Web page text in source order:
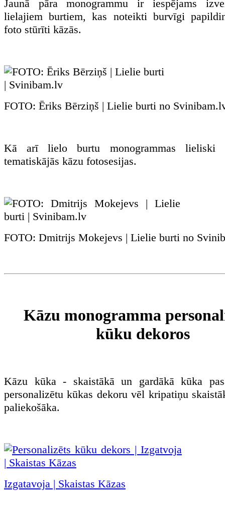
Jaunā pāra monogrammu ir iespējams
lielajiem burtiem, kas noteikti burvīgi
foto stūrīti kāzās.
FOTO: Ēriks Bērziņš | Lielie burti no
Kā arī lielo burtu monogrammas lieliski
tematiskājās kāzu fotosesijas.
FOTO: Dmitrijs Mokejevs | Lielie burti no
Kāzu monogramma
kūku dekoros
Kāzu kūka - skaistākā un gardākā kūka
personalizētu kūkas dekoru vēl kripatiņu
paliekošāka.
Izgatavoja | Skaistas Kāzas